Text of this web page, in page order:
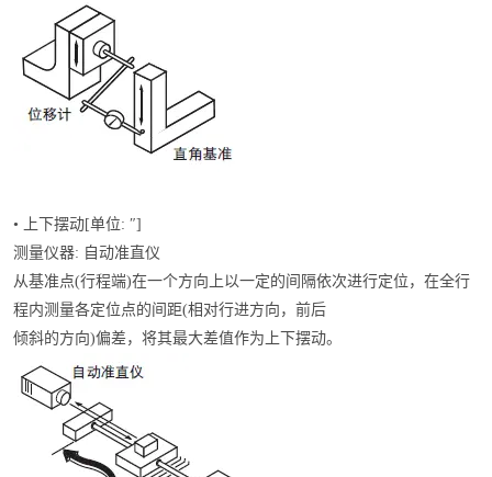
• 上下摆动[单位: ″]
测量仪器: 自动准直仪
从基准点(行程端)在一个方向上以一定的间隔依次进行定位，在全行
程内测量各定位点的间距(相对行进方向，前后
倾斜的方向)偏差，将其最大差值作为上下摆动。